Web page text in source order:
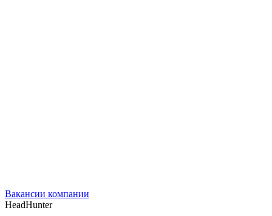
Вакансии компании
HeadHunter